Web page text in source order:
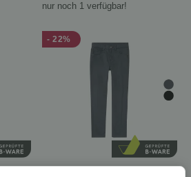
nur noch 1 verfügbar!
- 22%